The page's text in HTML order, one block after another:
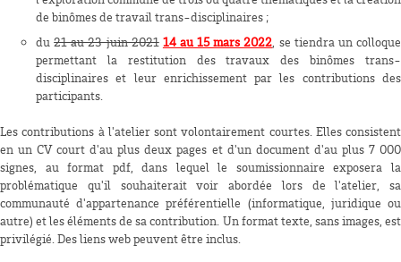
de binômes de travail trans-disciplinaires ;
du21 au 23 juin 2021 14 au 15 mars 2022, se tiendra un colloque
permettant la restitution des travaux des binômes trans-
disciplinaires et leur enrichissement par les contributions des
participants.
Les contributions à l'atelier sont volontairement courtes. Elles consistent
en un CV court d'au plus deux pages et d'un document d'au plus 7 000
signes, au format pdf, dans lequel le soumissionnaire exposera la
problématique qu'il souhaiterait voir abordée lors de l'atelier, sa
communauté d'appartenance préférentielle (informatique, juridique ou
autre) et les éléments de sa contribution. Un format texte, sans images, est
privilégié. Des liens web peuvent être inclus.